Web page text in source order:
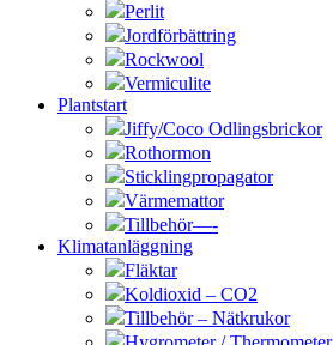
Perlit
Jordförbättring
Rockwool
Vermiculite
Plantstart
Jiffy/Coco Odlingsbrickor
Rothormon
Sticklingpropagator
Värmemattor
Tillbehör—-
Klimatanläggning
Fläktar
Koldioxid – CO2
Tillbehör – Nätkrukor